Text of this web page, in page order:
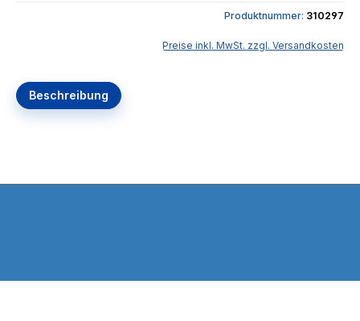
Produktnummer: 310297
Preise inkl. MwSt. zzgl. Versandkosten
Beschreibung